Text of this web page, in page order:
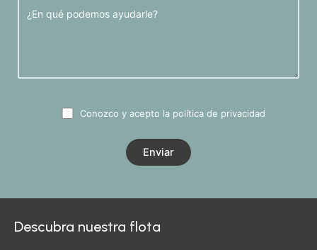
Conozco y acepto la política de privacidad
Descubra nuestra flota